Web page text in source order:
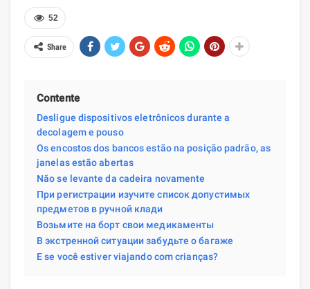
52
Share
Contente
Desligue dispositivos eletrônicos durante a
decolagem e pouso
Os encostos dos bancos estão na posição padrão, as
janelas estão abertas
Não se levante da cadeira novamente
При регистрации изучите список допустимых
предметов в ручной клади
Возьмите на борт свои медикаменты
В экстренной ситуации забудьте о багаже
E se você estiver viajando com crianças?